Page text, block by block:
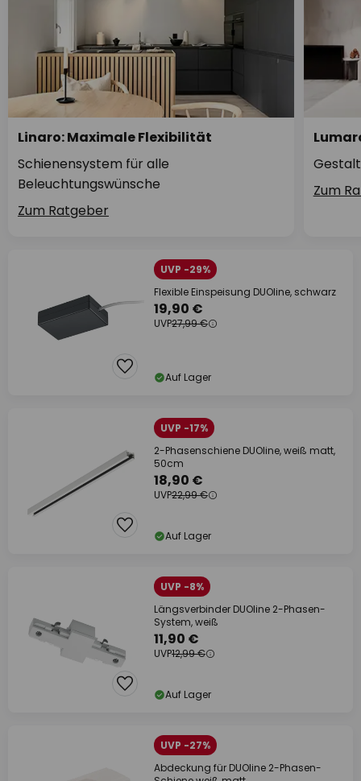
Linaro: Maximale Flexibilität
Schienensystem für alle
Beleuchtungswünsche
Zum Ratgeber
Zum
UVP -29%
Flexible Einspeisung DUOline, schwarz
19,90 €
UVP27,99 €
Auf Lager
UVP -17%
2-Phasenschiene DUOline, weiß matt,
50cm
18,90 €
UVP22,99 €
Auf Lager
UVP -8%
Längsverbinder DUOline 2-Phasen-
System, weiß
11,90 €
UVP12,99 €
Auf Lager
UVP -27%
Abdeckung für DUOline 2-Phasen-